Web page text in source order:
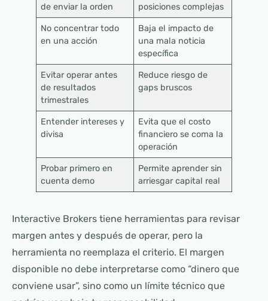
de enviar la orden
posiciones complejas
No concentrar todo
en una acción
Baja el impacto de
una mala noticia
específica
Evitar operar antes
de resultados
trimestrales
Reduce riesgo de
gaps bruscos
Entender intereses y
divisa
Evita que el costo
financiero se coma la
operación
Probar primero en
cuenta demo
Permite aprender sin
arriesgar capital real
Interactive Brokers tiene herramientas para revisar
margen antes y después de operar, pero la
herramienta no reemplaza el criterio. El margen
disponible no debe interpretarse como “dinero que
conviene usar”, sino como un límite técnico que